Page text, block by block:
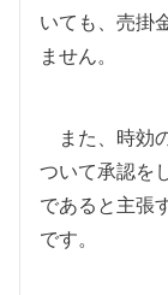
いても、売掛
ません。
また、時効
ついて承認を
であると主張
です。